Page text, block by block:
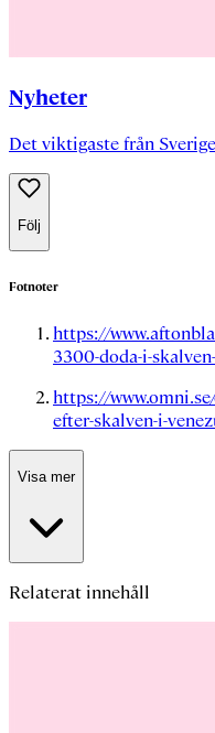
Nyheter
Det viktigaste från
Följ
Fotnoter
https://
3300-doda-i-
https://
efter-skalven-i-
Visa mer
Relaterat innehåll